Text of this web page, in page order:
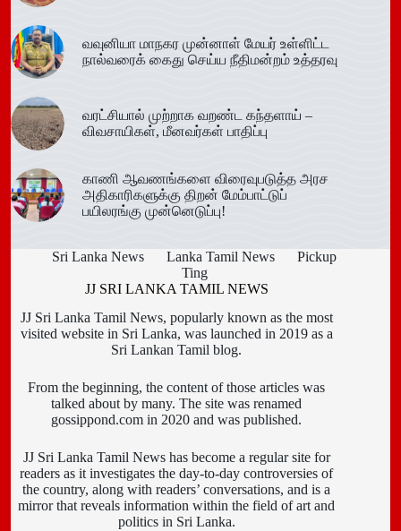
வவுனியா மாநகர முன்னாள் மேயர் உள்ளிட்ட
நால்வரைக் கைது செய்ய நீதிமன்றம் உத்தரவு
வரட்சியால் முற்றாக வறண்ட கந்தளாய் –
விவசாயிகள், மீனவர்கள் பாதிப்பு
காணி ஆவணங்களை விரைவுபடுத்த அரச
அதிகாரிகளுக்கு திறன் மேம்பாட்டுப்
பயிலரங்கு முன்னெடுப்பு!
Sri Lanka News Lanka Tamil News
Pickup
Ting
JJ SRI LANKA TAMIL NEWS
JJ Sri Lanka Tamil News, popularly known as the most
visited website in Sri Lanka, was launched in 2019 as a
Sri Lankan Tamil blog.
From the beginning, the content of those articles was
talked about by many. The site was renamed
gossippond.com in 2020 and was published.
JJ Sri Lanka Tamil News has become a regular site for
readers as it investigates the day-to-day controversies of
the country, along with readers’ conversations, and is a
mirror that reveals information within the field of art and
politics in Sri Lanka.